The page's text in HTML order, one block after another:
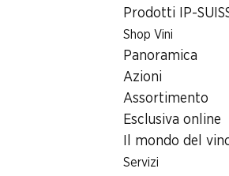
Prodotti IP-
Shop Vini
Panoramica
Azioni
Assortimento
Esclusiva online
Il mondo del
Servizi
Orari di apertura